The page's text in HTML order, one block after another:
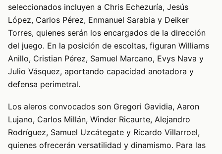
seleccionados incluyen a Chris Echezuría, Jesús
López, Carlos Pérez, Enmanuel Sarabia y Deiker
Torres, quienes serán los encargados de la dirección
del juego. En la posición de escoltas, figuran Williams
Anillo, Cristian Pérez, Samuel Marcano, Evys Nava y
Julio Vásquez, aportando capacidad anotadora y
defensa perimetral.
Los aleros convocados son Gregori Gavidia, Aaron
Lujano, Carlos Millán, Winder Ricaurte, Alejandro
Rodríguez, Samuel Uzcátegate y Ricardo Villarroel,
quienes ofrecerán versatilidad y dinamismo. Para las